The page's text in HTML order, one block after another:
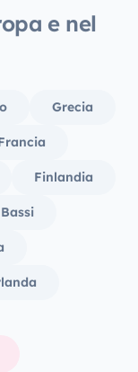
e nel
Grecia
Finlandia